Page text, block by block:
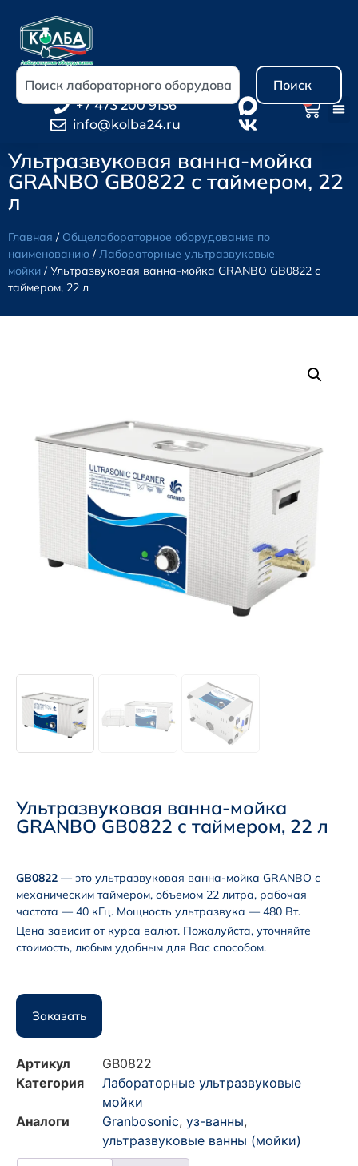
Поиск
+7 473 200 9136
info@kolba24.ru
Ультразвуковая ванна-мойка
GRANBO GB0822 с таймером, 22
л
Главная / Общелабораторное оборудование по
наименованию /Лабораторные ультразвуковые
мойки / Ультразвуковая ванна-мойка GRANBO GB0822 с
таймером, 22 л
Ультразвуковая ванна-мойка
GRANBO GB0822 с таймером, 22 л
GB0822 — это ультразвуковая ванна-мойка GRANBO с
механическим таймером, объемом 22 литра, рабочая
частота — 40 кГц. Мощность ультразвука — 480 Вт.
Цена зависит от курса валют. Пожалуйста, уточняйте
стоимость, любым удобным для Вас способом.
Заказать
Артикул
GB0822
Категория
Лабораторные ультразвуковые
мойки
Аналоги
Granbosonic, уз-ванны,
ультразвуковые ванны (мойки)